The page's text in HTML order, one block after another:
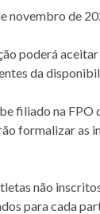
novembro de
poderá
da
filiado na FPO
formalizar as
não
para cada